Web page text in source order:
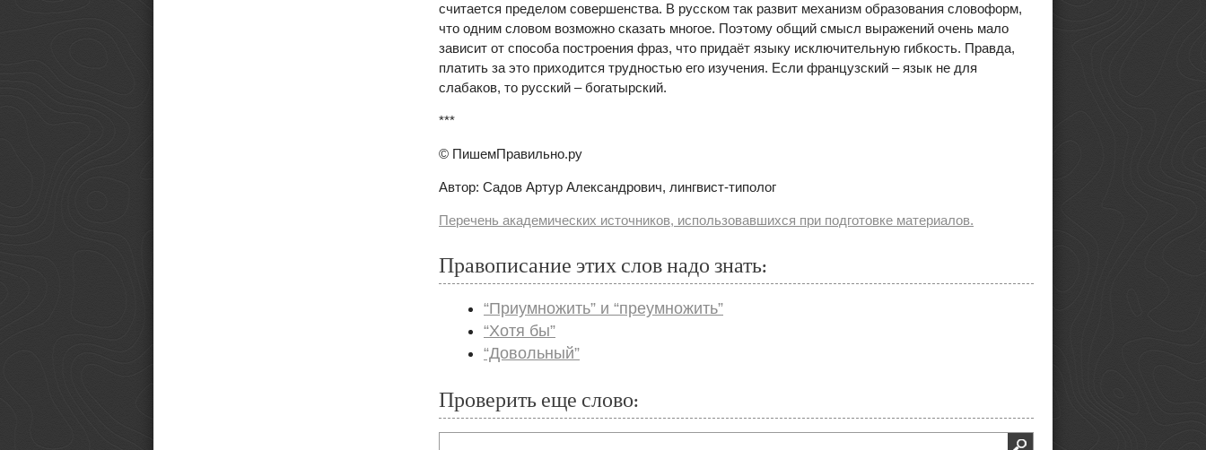
считается пределом совершенства. В русском так развит механизм образования словоформ,
что одним словом возможно сказать многое. Поэтому общий смысл выражений очень мало
зависит от способа построения фраз, что придаёт языку исключительную гибкость. Правда,
платить за это приходится трудностью его изучения. Если французский – язык не для
слабаков, то русский – богатырский.
***
© ПишемПравильно.ру
Автор: Садов Артур Александрович, лингвист-типолог
Перечень академических источников, использовавшихся при подготовке материалов.
Правописание этих слов надо знать:
“Приумножить” и “преумножить”
“Хотя бы”
“Довольный”
Проверить еще слово: